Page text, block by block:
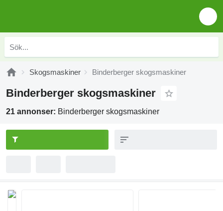
Skogsmaskiner Binderberger skogsmaskiner
Binderberger skogsmaskiner
21 annonser: Binderberger skogsmaskiner